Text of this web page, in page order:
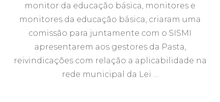
monitor da educação básica, monitores e
monitores da educação básica, criaram uma
comissão para juntamente com o SISMI
apresentarem aos gestores da Pasta,
reivindicações com relação a aplicabilidade na
rede municipal da Lei …